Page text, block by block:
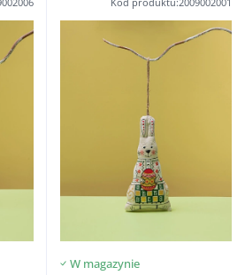
W magazynie